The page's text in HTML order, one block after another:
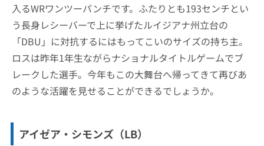
入るWRワンツーパンチです。ふたりとも193センチとい
う長身レシーバーで上に挙げたルイジアナ州立台の
「DBU」に対抗するにはもってこいのサイズの持ち主。
ロスは昨年1年生ながらナショナルタイトルゲームでブ
レークした選手。今年もこの大舞台へ帰ってきて再びあ
のような活躍を見せることができるでしょうか。
アイゼア・シモンズ（LB）